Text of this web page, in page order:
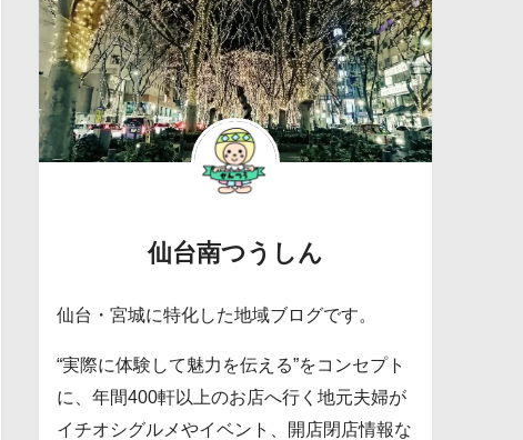
仙台南つうしん
仙台・宮城に特化した地域ブログです。
“実際に体験して魅力を伝える”をコンセプト
に、年間400軒以上のお店へ行く地元夫婦が
イチオシグルメやイベント、開店閉店情報な